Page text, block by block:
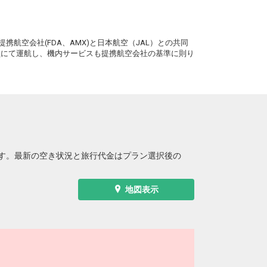
航空会社(FDA、AMX)と日本航空（JAL）との共同
て運航し、機内サービスも提携航空会社の基準に則り
。最新の空き状況と旅行代金はプラン選択後の
地図表示